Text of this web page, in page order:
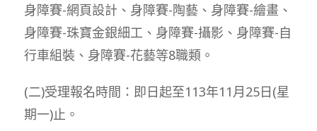
身障賽-網頁設計、身障賽-陶藝、身障賽-繪畫、
身障賽-珠寶金銀細工、身障賽-攝影、身障賽-自
行車組裝、身障賽-花藝等8職類。
(二)受理報名時間：即日起至113年11月25日(星
期一)止。